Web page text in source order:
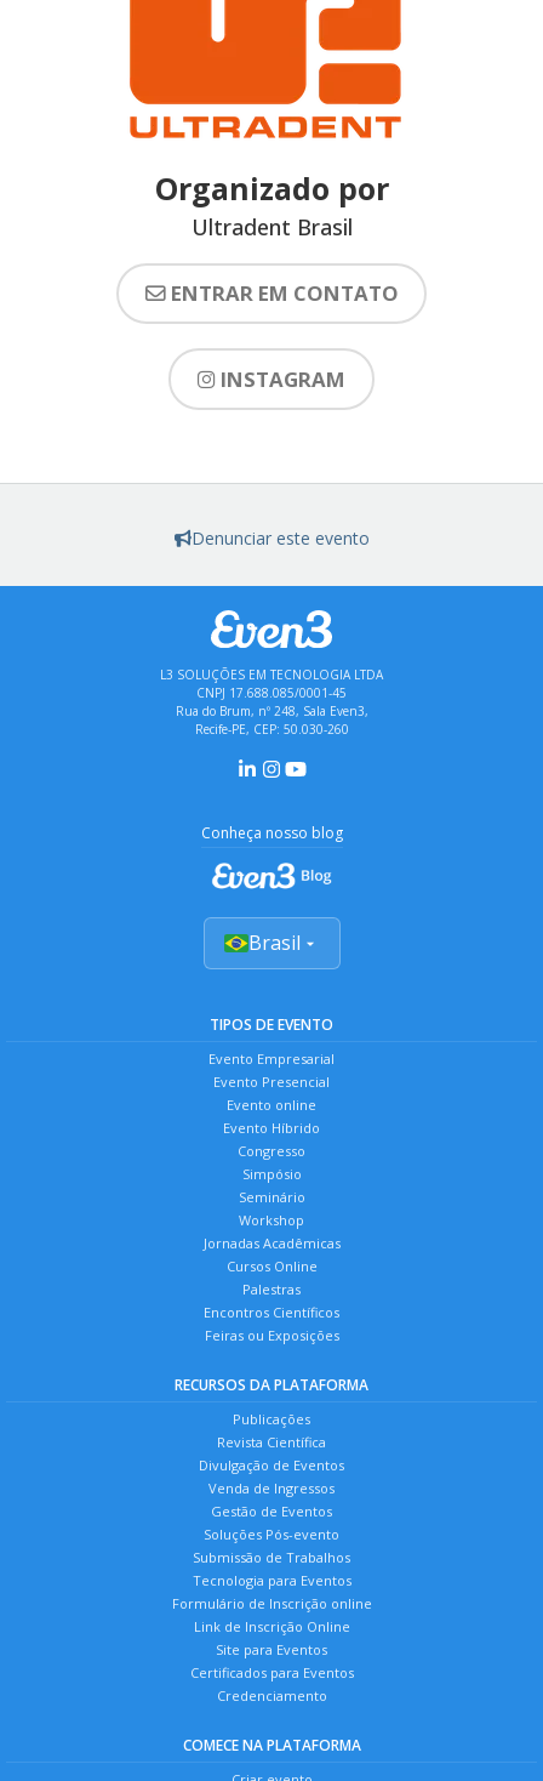
Organizado por
Ultradent Brasil
ENTRAR EM CONTATO
INSTAGRAM
Denunciar este evento
L3 SOLUÇÕES EM TECNOLOGIA LTDA
CNPJ 17.688.085/0001-45
Rua do Brum, nº 248, Sala Even3,
Recife-PE, CEP: 50.030-260
Conheça nosso blog
Brasil
TIPOS DE EVENTO
Evento Empresarial
Evento Presencial
Evento online
Evento Híbrido
Congresso
Simpósio
Seminário
Workshop
Jornadas Acadêmicas
Cursos Online
Palestras
Encontros Científicos
Feiras ou Exposições
RECURSOS DA PLATAFORMA
Publicações
Revista Científica
Divulgação de Eventos
Venda de Ingressos
Gestão de Eventos
Soluções Pós-evento
Submissão de Trabalhos
Tecnologia para Eventos
Formulário de Inscrição online
Link de Inscrição Online
Site para Eventos
Certificados para Eventos
Credenciamento
COMECE NA PLATAFORMA